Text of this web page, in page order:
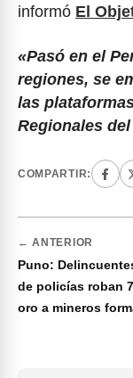
informó El
«Pasó en el
regiones, se
las
Regionales del
COMPARTIR:
← ANTERIOR
Puno:
de policías roban
oro a mineros